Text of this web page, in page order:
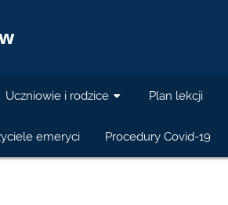
Uczniowie i rodzice Plan lekcji
emeryci Procedury Covid-19